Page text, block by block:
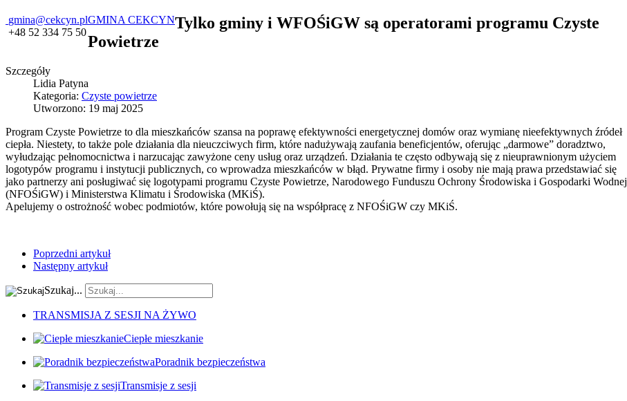
gmina@cekcyn.pl
+48 52 334 75 50
GMINA CEKCYNTylko gminy i WFOŚiGW są operatorami programu Czyste
Powietrze
Szczegóły
Lidia Patyna
Kategoria: Czyste powietrze
Utworzono: 19 maj 2025
Program Czyste Powietrze to dla mieszkańców szansa na poprawę efektywności energetycznej domów oraz wymianę nieefektywnych źródeł
ciepła. Niestety, to także pole działania dla nieuczciwych firm, które nadużywają zaufania beneficjentów, oferując „darmowe” doradztwo,
wyłudzając pełnomocnictwa i narzucając zawyżone ceny usług oraz urządzeń. Działania te często odbywają się z nieuprawnionym użyciem
logotypów programu i instytucji publicznych, co wprowadza mieszkańców w błąd. Prywatne firmy i osoby nie mają prawa przedstawiać się
jako partnerzy ani posługiwać się logotypami programu Czyste Powietrze, Narodowego Funduszu Ochrony Środowiska i Gospodarki Wodnej
(NFOŚiGW) i Ministerstwa Klimatu i Środowiska (MKiŚ).
Apelujemy o ostrożność wobec podmiotów, które powołują się na współpracę z NFOŚiGW czy MKiŚ.
Poprzedni artykuł
Następny artykuł
Szukaj...
TRANSMISJA Z SESJI NA ŻYWO
Ciepłe mieszkanie
Poradnik bezpieczeństwa
Transmisje z sesji